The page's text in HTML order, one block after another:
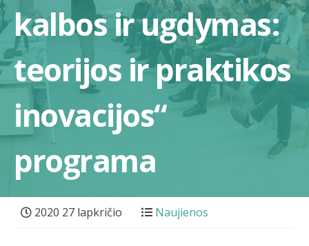
kalbos ir ugdymas:
teorijos ir praktikos
inovacijos“
programa
2020 27 lapkričio Naujienos